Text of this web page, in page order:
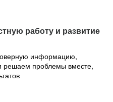
работу и развитие
информацию,
решаем проблемы вместе,